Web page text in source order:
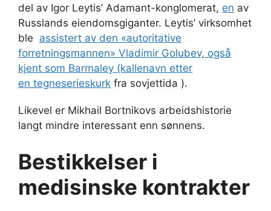
del av Igor Leytis’ Adamant-konglomerat, en av
Russlands eiendomsgiganter. Leytis’ virksomhet
ble assistert av den «autoritative
forretningsmannen» Vladimir Golubev, også
kjent som Barmaley (kallenavn etter
en tegneserieskurk fra sovjettida ).
Likevel er Mikhail Bortnikovs arbeidshistorie
langt mindre interessant enn sønnens.
Bestikkelser i
medisinske kontrakter